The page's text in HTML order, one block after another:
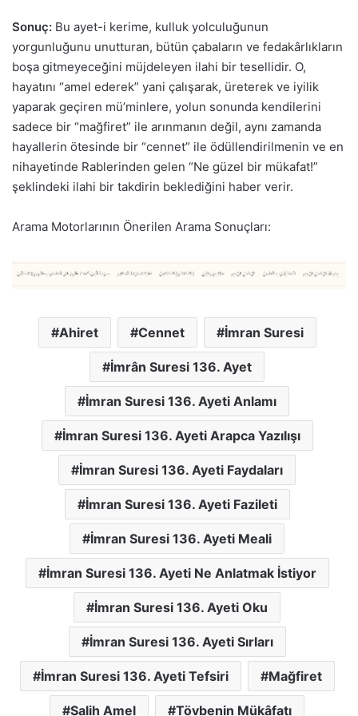
Sonuç: Bu ayet-i kerime, kulluk yolculuğunun
yorgunluğunu unutturan, bütün çabaların ve fedakârlıkların
boşa gitmeyeceğini müjdeleyen ilahi bir tesellidir. O,
hayatını “amel ederek” yani çalışarak, üreterek ve iyilik
yaparak geçiren mü’minlere, yolun sonunda kendilerini
sadece bir “mağfiret” ile arınmanın değil, aynı zamanda
hayallerin ötesinde bir “cennet” ile ödüllendirilmenin ve en
nihayetinde Rablerinden gelen “Ne güzel bir mükafat!”
şeklindeki ilahi bir takdirin beklediğini haber verir.
Arama Motorlarının Önerilen Arama Sonuçları:
Ahiret Cennet İmran Suresi
İmrân Suresi 136. Ayet
İmran Suresi 136. Ayeti Anlamı
İmran Suresi 136. Ayeti Arapca Yazılışı
İmran Suresi 136. Ayeti Faydaları
İmran Suresi 136. Ayeti Fazileti
İmran Suresi 136. Ayeti Meali
İmran Suresi 136. Ayeti Ne Anlatmak İstiyor
İmran Suresi 136. Ayeti Oku
İmran Suresi 136. Ayeti Sırları
İmran Suresi 136. Ayeti Tefsiri Mağfiret
Salih Amel Tövbenin Mükâfatı